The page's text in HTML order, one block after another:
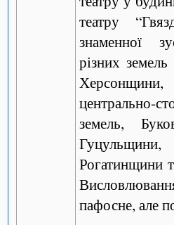
театру
знаменної
різних
центрально-
земель,
Рогатинщини
пафосне, але